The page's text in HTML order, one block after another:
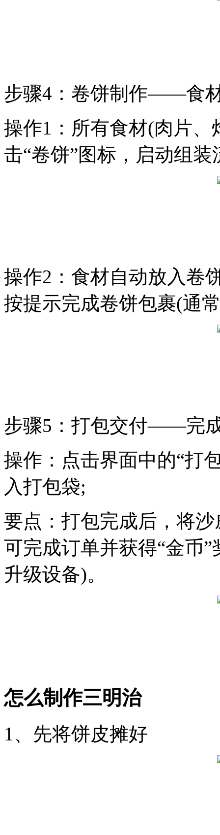
步骤4：卷饼制作——食
操作1：所有食材(肉片
击“卷饼”图标，启动组装
操作2：食材自动放入卷
按提示完成卷饼包裹(通
步骤5：打包交付——完
操作：点击界面中的“打
入打包袋;
要点：打包完成后，将
可完成订单并获得“金币
升级设备)。
怎么制作三明治
1、先将饼皮摊好